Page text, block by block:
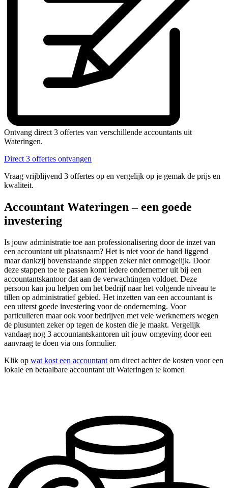
Ontvang direct 3 offertes van verschillende accountants uit
Wateringen.
Direct 3 offertes ontvangen
Vraag vrijblijvend 3 offertes op en vergelijk op je gemak de prijs en
kwaliteit.
Accountant Wateringen – een goede
investering
Is jouw administratie toe aan professionalisering door de inzet van
een accountant uit plaatsnaam? Het is niet voor de hand liggend
maar dankzij bovenstaande stappen zeker niet onmogelijk. Door
deze stappen toe te passen komt iedere ondernemer uit bij een
accountantskantoor dat aan de verwachtingen voldoet. Deze
persoon kan jou helpen om het bedrijf naar het volgende niveau te
tillen op administratief gebied. Het inzetten van een accountant is
een uiterst goede investering voor de onderneming. Voor
particulieren maar ook voor bedrijven met vele werknemers wegen
de plusunten zeker op tegen de kosten die je maakt. Vergelijk
vandaag nog 3 accountantskantoren uit jouw omgeving door een
aanvraag te doen via ons formulier.
Klik op wat kost een accountant om direct achter de kosten voor een
lokale en betaalbare accountant uit Wateringen te komen